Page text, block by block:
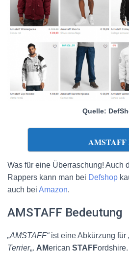
Quelle:
AMSTAFF
Was für eine Überraschung! Auch
Rappers kann man bei Defshop
auch bei Amazon.
AMSTAFF Bedeutung
„AMSTAFF“ist eine Abkürzung für
Terrier„. AMerican STAFF